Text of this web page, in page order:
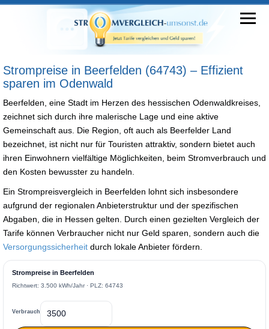
Strompreise in Beerfelden (64743) – Effizient
sparen im Odenwald
Beerfelden, eine Stadt im Herzen des hessischen Odenwaldkreises,
zeichnet sich durch ihre malerische Lage und eine aktive
Gemeinschaft aus. Die Region, oft auch als Beerfelder Land
bezeichnet, ist nicht nur für Touristen attraktiv, sondern bietet auch
ihren Einwohnern vielfältige Möglichkeiten, beim Stromverbrauch und
den Kosten bewusster zu handeln.
Ein Strompreisvergleich in Beerfelden lohnt sich insbesondere
aufgrund der regionalen Anbieterstruktur und der spezifischen
Abgaben, die in Hessen gelten. Durch einen gezielten Vergleich der
Tarife können Verbraucher nicht nur Geld sparen, sondern auch die
Versorgungssicherheit durch lokale Anbieter fördern.
Strompreise in Beerfelden
Richtwert: 3.500 kWh/Jahr · PLZ: 64743
Verbrauch